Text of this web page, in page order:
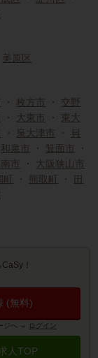
美原区
・枚方市 ・ 交野
・ 大東市 ・ 東大
・ 泉大津市 ・
貝
和泉市 ・ 箕面市
・
市 ・
大阪狭山市
町 ・ 熊取町 ・
田
！
(無料)
ジへ → ログイン
人TOP